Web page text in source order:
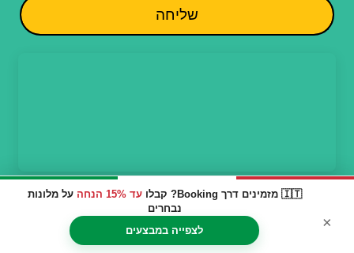
🇮🇹 מזמינים דרך Booking? קבלו עד 15% הנחה
על מלונות
נבחרים
לצפייה במבצעים
×
שליחה